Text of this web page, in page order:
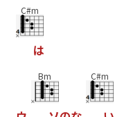
C#m
は
Bm C#m